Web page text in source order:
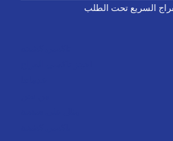
السريع تحت الطلب